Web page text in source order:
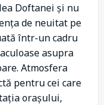
Doftanei și nu
de neuitat pe
într-un cadru
asupra
Atmosfera
pentru cei care
orașului,